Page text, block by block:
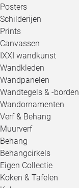
Posters
Schilderijen
Prints
Canvassen
IXXI wandkunst
Wandkleden
Wandpanelen
Wandtegels & -borden
Wandornamenten
Verf & Behang
Muurverf
Behang
Behangcirkels
Eigen Collectie
Koken & Tafelen